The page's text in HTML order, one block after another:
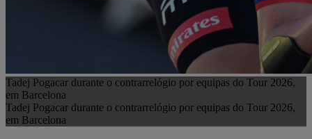
Tadej Pogacar durante o contrarrelógio por equipas do Tour 2026,
em Barcelona
Tadej Pogacar durante o contrarrelógio por equipas do Tour 2026,
em Barcelona